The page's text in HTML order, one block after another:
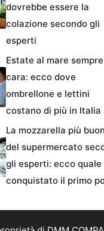
dovrebbe essere la
colazione secondo gli
esperti
Estate al mare
cara: ecco dove
ombrellone e lettini
costano di più in Italia
La mozzarella più
del supermercato
gli esperti: ecco quale
conquistato il primo